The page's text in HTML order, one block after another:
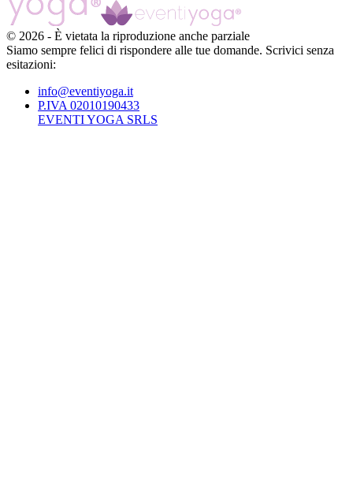
© 2026 - È vietata la riproduzione anche parziale
Siamo sempre felici di rispondere alle tue domande. Scrivici senza
esitazioni:
info@eventiyoga.it
P.IVA 02010190433
EVENTI YOGA SRLS